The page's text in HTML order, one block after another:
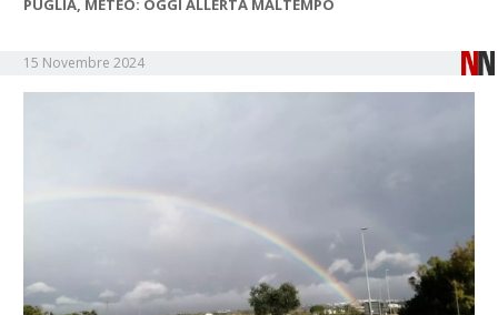
PUGLIA, METEO: OGGI ALLERTA MALTEMPO
15 Novembre 2024